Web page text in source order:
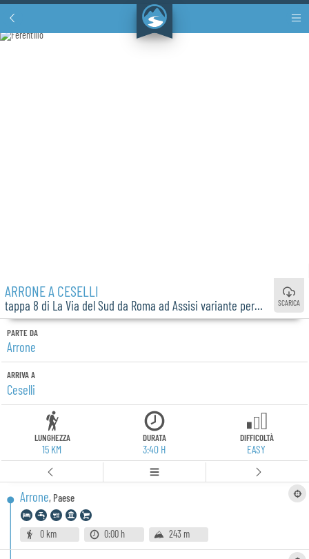
ARRONE A CESELLI
tappa 8 di La Via del Sud da Roma ad Assisi variante per Terni SCARICA
PARTE DA
Arrone
ARRIVA A
Ceselli
LUNGHEZZA
15 KM
DURATA
3:40 H
DIFFICOLTÀ
EASY
Arrone, Paese
0 km 0:00 h 243 m